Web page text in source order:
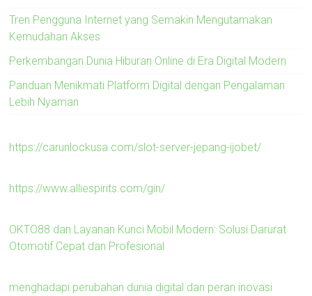
Tren Pengguna Internet yang Semakin Mengutamakan
Kemudahan Akses
Perkembangan Dunia Hiburan Online di Era Digital Modern
Panduan Menikmati Platform Digital dengan Pengalaman
Lebih Nyaman
https://carunlockusa.com/slot-server-jepang-ijobet/
https://www.alliespirits.com/gin/
OKTO88 dan Layanan Kunci Mobil Modern: Solusi Darurat
Otomotif Cepat dan Profesional
menghadapi perubahan dunia digital dan peran inovasi